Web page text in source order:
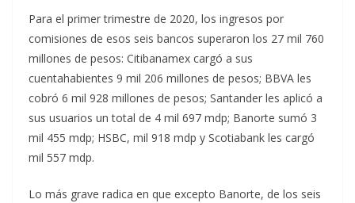
Para el primer trimestre de 2020, los ingresos por
comisiones de esos seis bancos superaron los 27 mil 760
millones de pesos: Citibanamex cargó a sus
cuentahabientes 9 mil 206 millones de pesos; BBVA les
cobró 6 mil 928 millones de pesos; Santander les aplicó a
sus usuarios un total de 4 mil 697 mdp; Banorte sumó 3
mil 455 mdp; HSBC, mil 918 mdp y Scotiabank les cargó
mil 557 mdp.
Lo más grave radica en que excepto Banorte, de los seis